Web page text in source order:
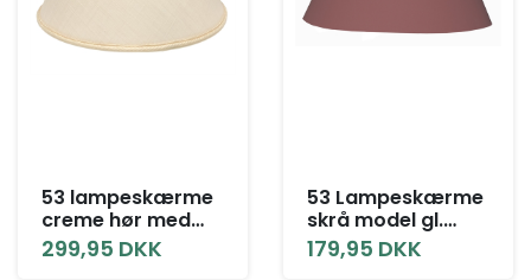
53 lampeskærme
creme hør med
agraman alle
størrelser med låg
299,95 DKK
53 Lampeskærme
skrå model gl.
rosa alle
størrelser
179,95 DKK